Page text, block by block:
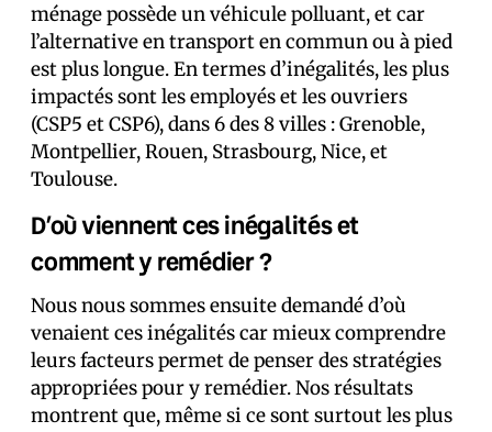
ménage possède un véhicule polluant, et car
l’alternative en transport en commun ou à pied
est plus longue. En termes d’inégalités, les plus
impactés sont les employés et les ouvriers
(CSP5 et CSP6), dans 6 des 8 villes : Grenoble,
Montpellier, Rouen, Strasbourg, Nice, et
Toulouse.
D’où viennent ces inégalités et
comment y remédier ?
Nous nous sommes ensuite demandé d’où
venaient ces inégalités car mieux comprendre
leurs facteurs permet de penser des stratégies
appropriées pour y remédier. Nos résultats
montrent que, même si ce sont surtout les plus